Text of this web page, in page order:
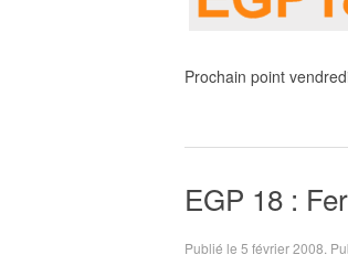
Prochain point
EGP 18 :
Publié le 5 février 2008 .